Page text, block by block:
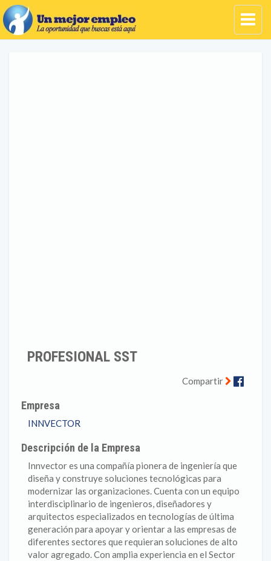
PROFESIONAL SST
Compartir
Empresa
INNVECTOR
Descripción de la Empresa
Innvector es una compañía pionera de ingeniería que
diseña y construye soluciones tecnológicas para
modernizar las organizaciones. Cuenta con un equipo
interdisciplinario de ingenieros, diseñadores y
arquitectos especializados en tecnologías de última
generación para apoyar y orientar a las empresas de
diferentes sectores que requieran soluciones de alto
valor agregado. Con amplia experiencia en el Sector